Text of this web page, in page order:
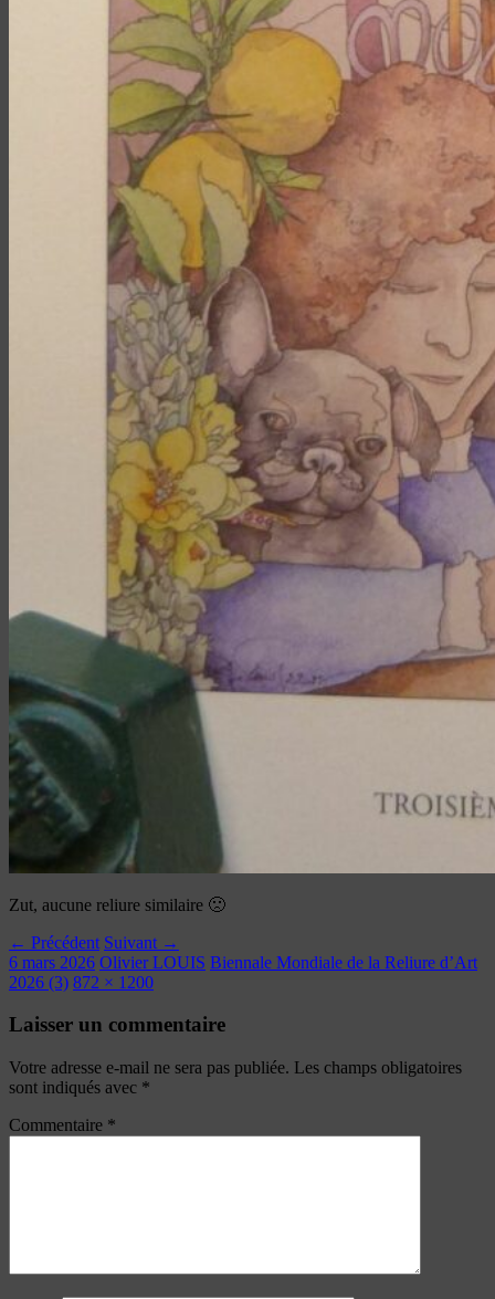
Zut, aucune reliure similaire 🙁
← Précédent Suivant →
6 mars 2026 Olivier LOUIS Biennale Mondiale de la Reliure d’Art
2026 (3) 872 × 1200
Laisser un commentaire
Votre adresse e-mail ne sera pas publiée. Les champs obligatoires
sont indiqués avec *
Commentaire *